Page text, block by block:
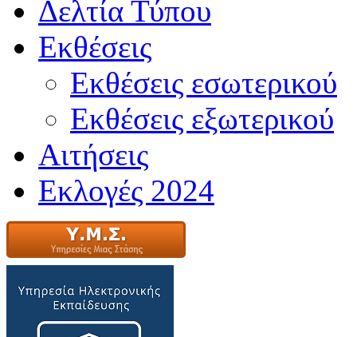
Δελτία Τύπου
Εκθέσεις
Εκθέσεις εσωτερικού
Εκθέσεις εξωτερικού
Αιτήσεις
Εκλογές 2024